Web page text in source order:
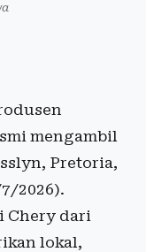
mengambil
Pretoria,
2026).
Chery dari
lokal,